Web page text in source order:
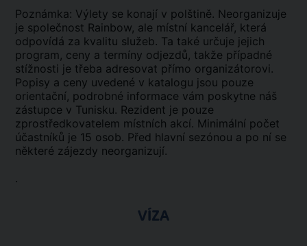
Poznámka: Výlety se konají v polštině. Neorganizuje
je společnost Rainbow, ale místní kancelář, která
odpovídá za kvalitu služeb. Ta také určuje jejich
program, ceny a termíny odjezdů, takže případné
stížnosti je třeba adresovat přímo organizátorovi.
Popisy a ceny uvedené v katalogu jsou pouze
orientační, podrobné informace vám poskytne náš
zástupce v Tunisku. Rezident je pouze
zprostředkovatelem místních akcí. Minimální počet
účastníků je 15 osob. Před hlavní sezónou a po ní se
některé zájezdy neorganizují.
.
VÍZA